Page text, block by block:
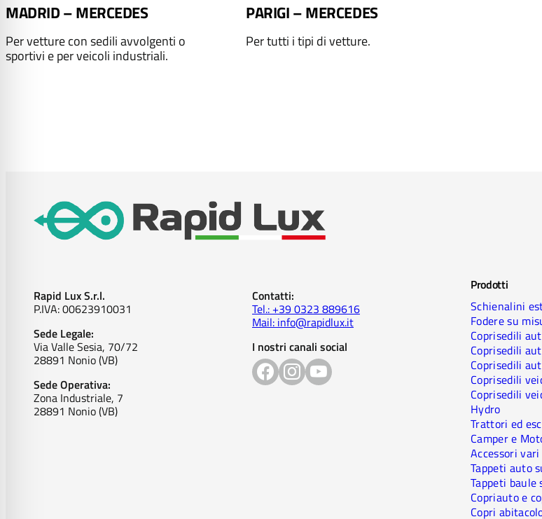
MADRID – MERCEDES
Per vetture con sedili avvolgenti o
sportivi e per veicoli industriali.
PARIGI – MERCEDES
Per tutti i tipi di vetture.
Rapid Lux S.r.l.
P.IVA: 00623910031
Sede Legale:
Via Valle Sesia, 70/72
28891 Nonio (VB)
Sede Operativa:
Zona Industriale, 7
28891 Nonio (VB)
Contatti:
Tel.: +39 0323 889616
Mail: info@rapidlux.it
I nostri canali social
Prodotti
Schienalini
Fodere su
Coprisedili
Coprisedili
Coprisedili
Coprisedili
Coprisedili
Hydro
Trattori ed
Camper e
Accessori vari
Tappeti auto
Tappeti baule
Copriauto e
Copri